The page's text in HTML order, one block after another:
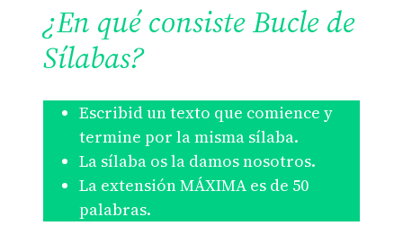
¿En qué consiste Bucle de
Sílabas?
Escribid un texto que comience y
termine por la misma sílaba.
La sílaba os la damos nosotros.
La extensión MÁXIMA es de 50
palabras.